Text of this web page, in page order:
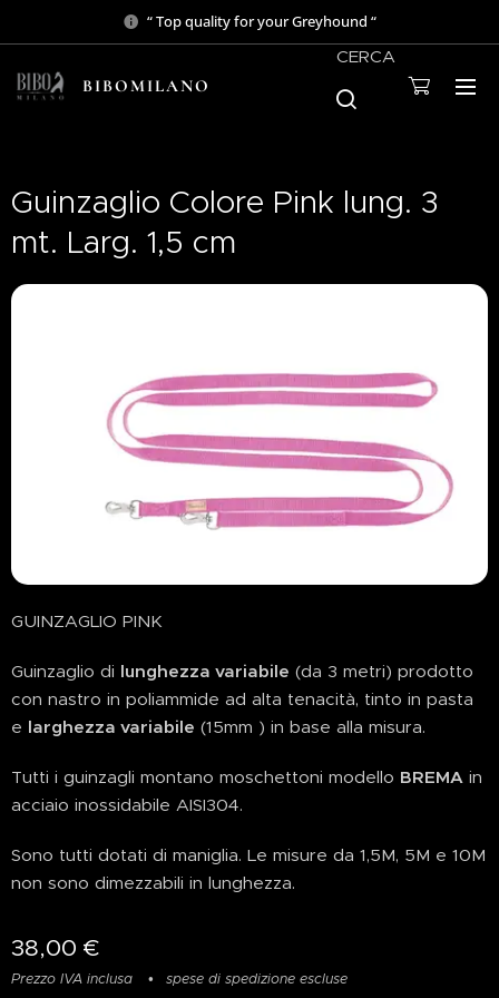
“ Top quality for your Greyhound “
BIBOMILANO
CERCA
Guinzaglio Colore Pink lung. 3
mt. Larg. 1,5 cm
GUINZAGLIO PINK
Guinzaglio di lunghezza variabile (da 3 metri) prodotto
con nastro in poliammide ad alta tenacità, tinto in pasta
e larghezza variabile (15mm ) in base alla misura.
Tutti i guinzagli montano moschettoni modello BREMA in
acciaio inossidabile AISI304.
Sono tutti dotati di maniglia. Le misure da 1,5M, 5M e 10M
non sono dimezzabili in lunghezza.
38,00 €
Prezzo IVA inclusa spese di spedizione escluse